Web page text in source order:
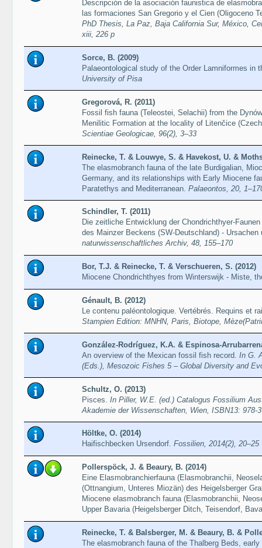
Descripción de la asociación faunistica de
las formaciones San Gregorio y el Cien (Oligoceno
PhD Thesis, La Paz, Baja California Sur, México,
xiii, 226 p
Sorce, B. (2009)
Palaeontological study of the Order Lamniformes in
University of Pisa
Gregorová, R. (2011)
Fossil fish fauna (Teleostei, Selachii) from the
Menilitic Formation at the locality of Litenčice
Scientiae Geologicae, 96(2), 3–33
Reinecke, T. & Louwye, S. & Havekost, U. &
The elasmobranch fauna of the late Burdigalian,
Germany, and its relationships with Early Miocene
Paratethys and Mediterranean. Palaeontos, 20,
Schindler, T. (2011)
Die zeitliche Entwicklung der Chondrichthyer-
des Mainzer Beckens (SW-Deutschland) -
naturwissenschaftliches Archiv, 48, 155–170
Bor, T.J. & Reinecke, T. & Verschueren, S. (2012)
Miocene Chondrichthyes from Winterswijk - Miste,
Génault, B. (2012)
Le contenu paléontologique. Vertébrés. Requins et
Stampien Edition: MNHN, Paris, Biotope,
González-Rodríguez, K.A. & Espinosa-
An overview of the Mexican fossil fish record. In G.
(Eds.), Mesozoic Fishes 5 – Global Diversity and
Schultz, O. (2013)
Pisces. In Piller, W.E. (ed.) Catalogus Fossilium
Akademie der Wissenschaften, Wien, ISBN13: 978-
Höltke, O. (2014)
Haifischbecken Ursendorf. Fossilien, 2014(2), 20–25
Pollerspöck, J. & Beaury, B. (2014)
Eine Elasmobranchierfauna (Elasmobranchii,
(Ottnangium, Unteres Miozän) des Heigelsberger
Miocene elasmobranch fauna (Elasmobranchii,
Upper Bavaria (Heigelsberger Ditch, Teisendorf,
Reinecke, T. & Balsberger, M. & Beaury, B. &
The elasmobranch fauna of the Thalberg Beds,